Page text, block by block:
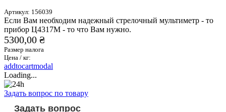
Артикул: 156039
Если Вам необходим надежный стрелочный мультиметр - то
прибор Ц4317М - то что Вам нужно.
5300,00 ₴
Размер налога
Цена / кг:
addtocartmodal
Loading...
Задать вопрос по товару